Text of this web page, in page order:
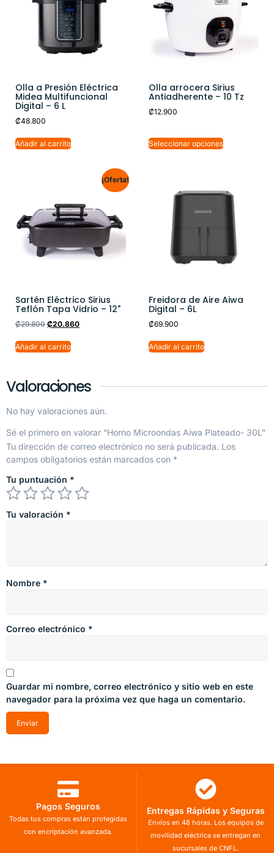
Olla a Presión Eléctrica
Midea Multifuncional
Digital – 6 L
₡48.800
Añadir al carrito
Olla arrocera Sirius
Antiadherente – 10 Tz
₡12.900
Seleccionar opciones
¡Oferta!
Sartén Eléctrico Sirius
Teflón Tapa Vidrio – 12"
₡29.800 ₡20.860
Añadir al carrito
Freidora de Aire Aiwa
Digital – 6L
₡69.900
Añadir al carrito
Valoraciones
No hay valoraciones aún.
Sé el primero en valorar “Horno Microondas Aiwa Plateado- 30L”
Tu dirección de correo electrónico no será publicada. Los
campos obligatorios están marcados con *
Tu puntuación *
Tu valoración *
Nombre *
Correo electrónico *
Guardar mi nombre, correo electrónico y sitio web en este
navegador para la próxima vez que haga un comentario.
Pagos Seguros
Todas tus compras están protegidas
con encriptación avanzada.
Entregas Rápidas y Seguras
Envíos en 48 horas. Los equipos de
movilidad eléctrica se entregan en
sucursales de CNFL.